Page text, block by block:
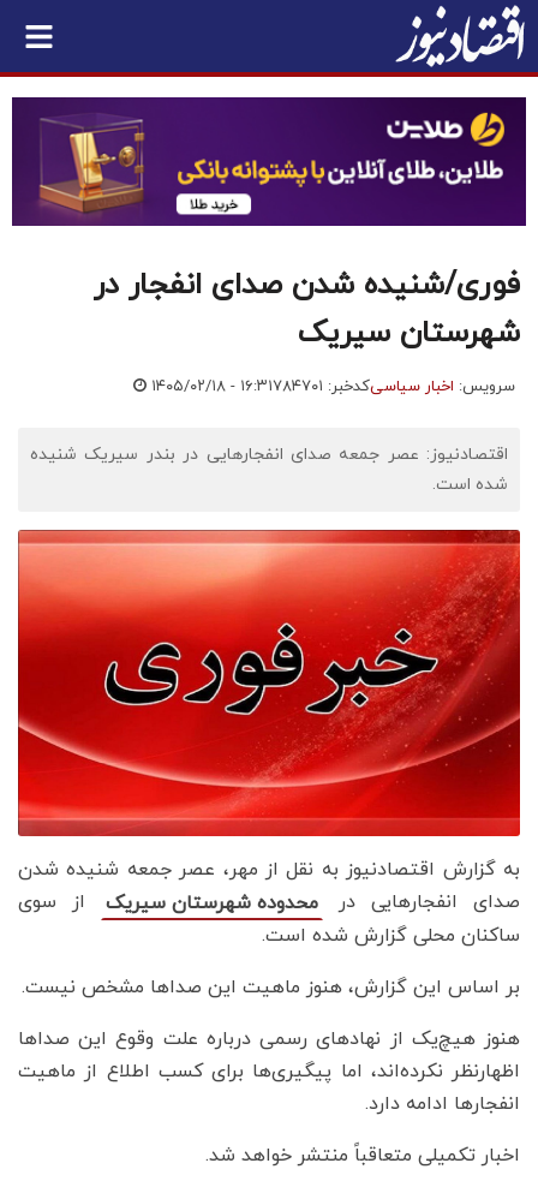
فوری/شنیده شدن صدای انفجار در
شهرستان سیریک
سرویس: اخبار سیاسیکدخبر: ۷۸۴۷۰۱ ۱۴۰۵/۰۲/۱۸ - ۱۶:۳۱
اقتصادنیوز: عصر جمعه صدای انفجارهایی در بندر سیریک شنیده
شده است.
به گزارش اقتصادنیوز به نقل از مهر، عصر جمعه شنیده شدن
صدای انفجارهایی در
محدوده شهرستان سیریک
از سوی
ساکنان محلی گزارش شده است.
بر اساس این گزارش، هنوز ماهیت این صداها مشخص نیست.
هنوز هیچ‌یک از نهادهای رسمی درباره علت وقوع این صداها
اظهارنظر نکرده‌اند، اما پیگیری‌ها برای کسب اطلاع از ماهیت
انفجارها ادامه دارد.
اخبار تکمیلی متعاقباً منتشر خواهد شد.